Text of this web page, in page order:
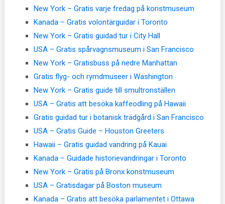
New York – Gratis varje fredag på konstmuseum
Kanada – Gratis volontärguidar i Toronto
New York – Gratis guidad tur i City Hall
USA – Gratis spårvagnsmuseum i San Francisco
New York – Gratisbuss på nedre Manhattan
Gratis flyg- och rymdmuseer i Washington
New York – Gratis guide till smultronställen
USA – Gratis att besöka kaffeodling på Hawaii
Gratis guidad tur i botanisk trädgård i San Francisco
USA – Gratis Guide – Houston Greeters
Hawaii – Gratis guidad vandring på Kauai
Kanada – Guidade historievandringar i Toronto
New York – Gratis på Bronx konstmuseum
USA – Gratisdagar på Boston museum
Kanada – Gratis att besöka parlamentet i Ottawa